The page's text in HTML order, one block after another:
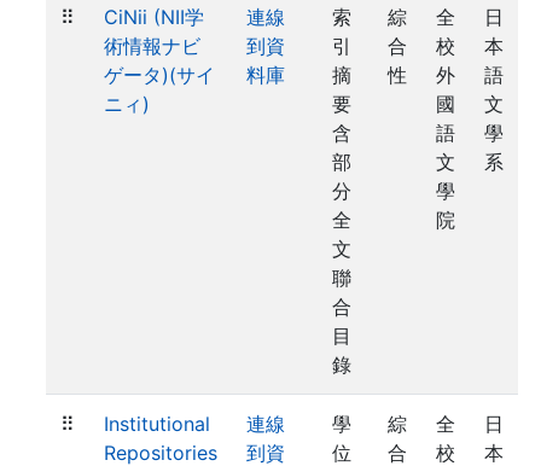
⠿
CiNii (NII学
術情報ナビ
ゲータ)(サイ
ニィ)
連線
到資
料庫
索
引
摘
要
含
部
分
全
文
聯
合
目
錄
綜
合
性
全
校
外
國
語
文
學
院
日
本
語
文
學
系
⠿
Institutional
Repositories
連線
到資
學
位
綜
合
全
校
日
本